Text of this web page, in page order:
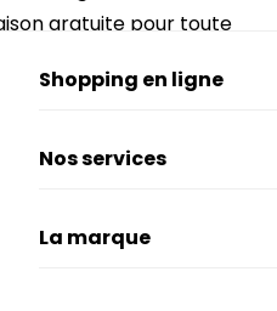
gratuite pour toute
Shopping en ligne
Nos services
La marque